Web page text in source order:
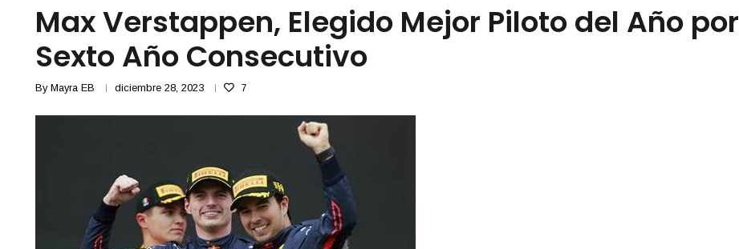
Max Verstappen, Elegido Mejor Piloto del Año por
Sexto Año Consecutivo
By Mayra EB diciembre 28, 2023 7